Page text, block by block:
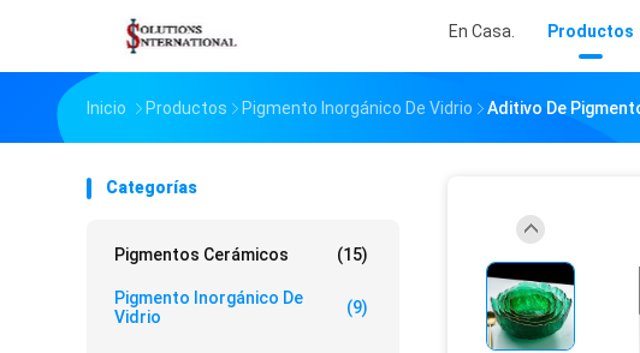
En Casa. Productos
Inicio Productos Pigmento Inorgánico De Vidrio Aditivo De
Categorías
Pigmentos Cerámicos (15)
Pigmento Inorgánico De
Vidrio
(9)